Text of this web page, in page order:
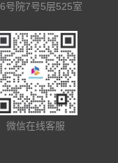
号院7号5层525室
微信在线客服